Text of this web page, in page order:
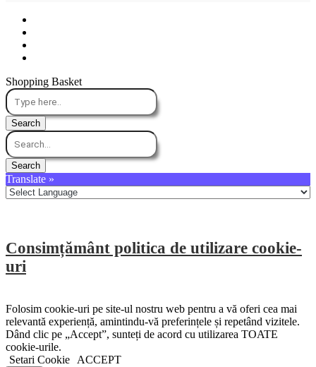
Shopping Basket
Translate »
Consimțământ politica de utilizare cookie-
uri
Folosim cookie-uri pe site-ul nostru web pentru a vă oferi cea mai
relevantă experiență, amintindu-vă preferințele și repetând vizitele.
Dând clic pe „Accept”, sunteți de acord cu utilizarea TOATE
cookie-urile.
Setari Cookie
ACCEPT